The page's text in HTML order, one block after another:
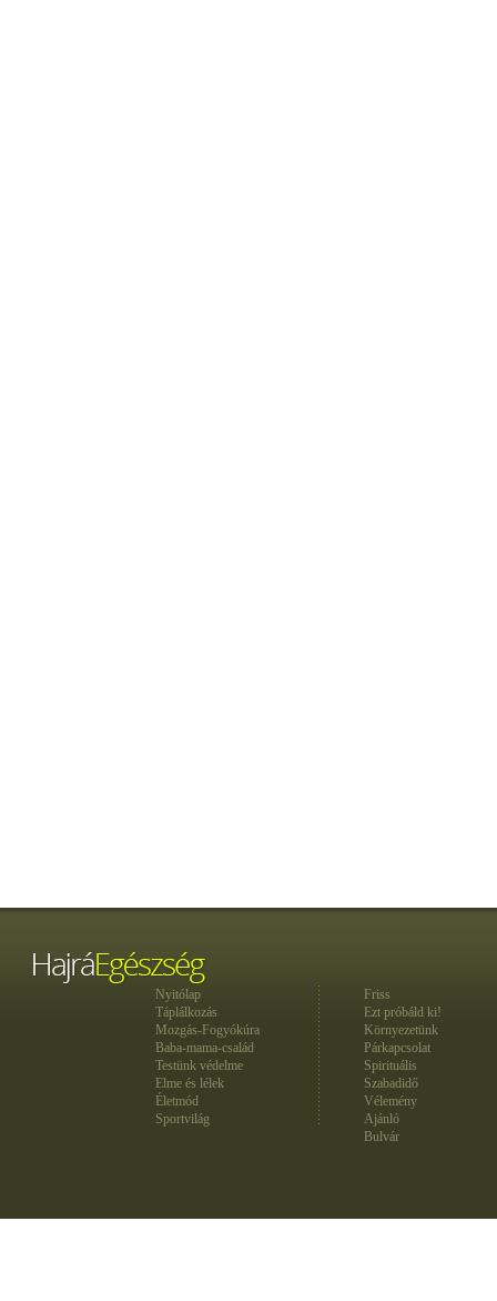
Nyitólap
Táplálkozás
Mozgás-Fogyókúra
Baba-mama-család
Testünk védelme
Elme és lélek
Életmód
Sportvilág
Friss
Ezt próbáld ki!
Környezetünk
Párkapcsolat
Spirituális
Szabadidő
Vélemény
Ajánló
Bulvár